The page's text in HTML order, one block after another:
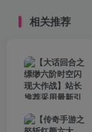
相关推荐